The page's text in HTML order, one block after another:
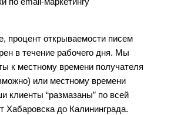
процент открываемости писем
в течение рабочего дня. Мы
к местному времени получателя
или местному времени
клиенты “размазаны” по всей
Хабаровска до Калининграда.